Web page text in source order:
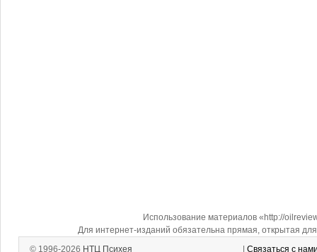
Использование материалов «http://
Для интернет-изданий обязательна прямая, открытая
© 1996-2026 НТЦ Психея Связаться с